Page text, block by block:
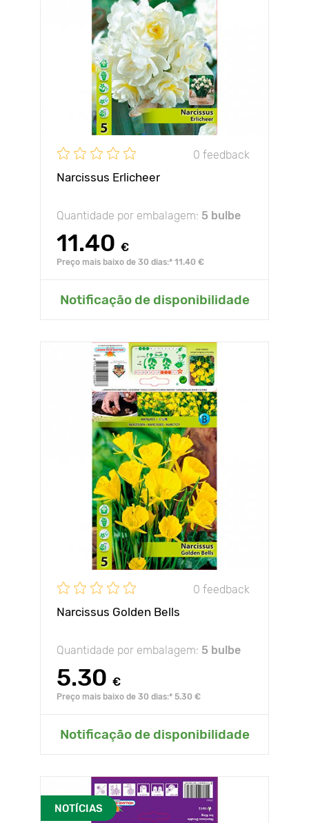
0 feedback
Narcissus Erlicheer
Quantidade por embalagem: 5 bulbe
11.40 €
Preço mais baixo de 30 dias:* 11.40 €
Notificação de disponibilidade
0 feedback
Narcissus Golden Bells
Quantidade por embalagem: 5 bulbe
5.30 €
Preço mais baixo de 30 dias:* 5.30 €
Notificação de disponibilidade
NOTÍCIAS